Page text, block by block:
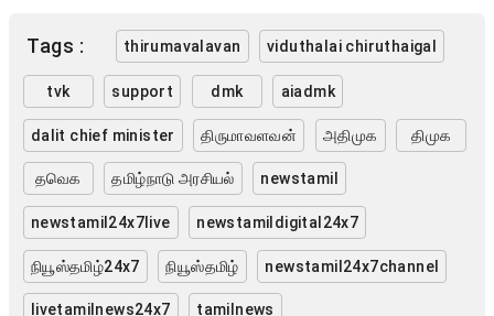
Tags : thirumavalavan viduthalai chiruthaigal
tvk support dmk aiadmk
dalit chief minister திருமாவளவன் அதிமுக திமுக
தவெக தமிழ்நாடு அரசியல் newstamil
newstamil24x7live newstamildigital24x7
நியூஸ்தமிழ்24x7 நியூஸ்தமிழ் newstamil24x7channel
livetamilnews24x7 tamilnews